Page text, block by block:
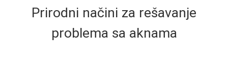
Prirodni načini za rešavanje
problema sa aknama